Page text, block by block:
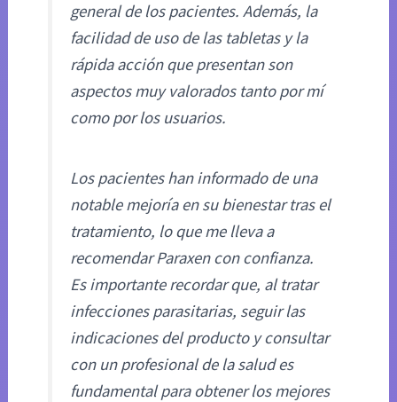
general de los pacientes. Además, la
facilidad de uso de las tabletas y la
rápida acción que presentan son
aspectos muy valorados tanto por mí
como por los usuarios.
Los pacientes han informado de una
notable mejoría en su bienestar tras el
tratamiento, lo que me lleva a
recomendar Paraxen con confianza.
Es importante recordar que, al tratar
infecciones parasitarias, seguir las
indicaciones del producto y consultar
con un profesional de la salud es
fundamental para obtener los mejores